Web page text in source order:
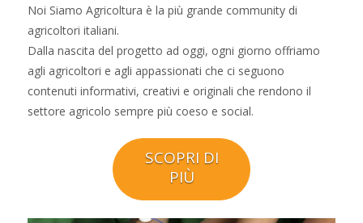
Noi Siamo Agricoltura è la più grande community di
agricoltori italiani.
Dalla nascita del progetto ad oggi, ogni giorno offriamo
agli agricoltori e agli appassionati che ci seguono
contenuti informativi, creativi e originali che rendono il
settore agricolo sempre più coeso e social.
SCOPRI DI
PIÙ